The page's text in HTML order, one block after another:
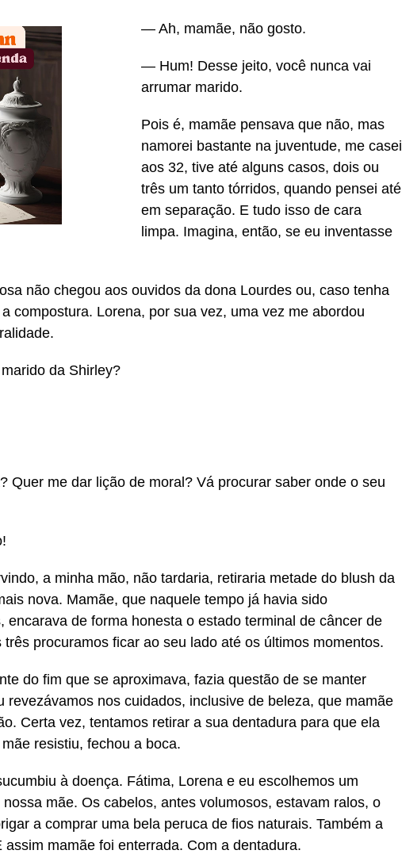
— Ah, mamãe, não gosto.
— Hum! Desse jeito, você nunca vai
arrumar marido.
Pois é, mamãe pensava que não, mas
namorei bastante na juventude, me casei
aos 32, tive até alguns casos, dois ou
três um tanto tórridos, quando pensei até
em separação. E tudo isso de cara
limpa. Imagina, então, se eu inventasse
não chegou aos ouvidos da dona Lourdes ou, caso tenha
compostura. Lorena, por sua vez, uma vez me abordou
da Shirley?
Quer me dar lição de moral? Vá procurar saber onde o seu
a minha mão, não tardaria, retiraria metade do blush da
nova. Mamãe, que naquele tempo já havia sido
encarava de forma honesta o estado terminal de câncer de
procuramos ficar ao seu lado até os últimos momentos.
do fim que se aproximava, fazia questão de se manter
revezávamos nos cuidados, inclusive de beleza, que mamãe
Certa vez, tentamos retirar a sua dentadura para que ela
resistiu, fechou a boca.
à doença. Fátima, Lorena e eu escolhemos um
mãe. Os cabelos, antes volumosos, estavam ralos, o
a comprar uma bela peruca de fios naturais. Também a
mamãe foi enterrada. Com a dentadura.